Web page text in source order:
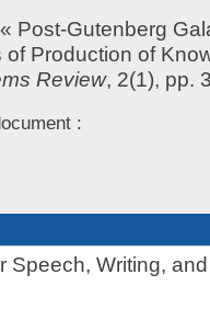
Post-Gutenberg
of Production of
Review, 2(1), pp.
:
Speech, Writing,